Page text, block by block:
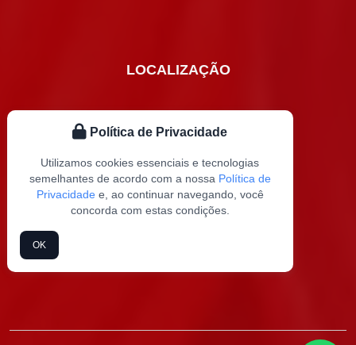
LOCALIZAÇÃO
Política de Privacidade
Utilizamos cookies essenciais e tecnologias
semelhantes de acordo com a nossa Política de
Privacidadee, ao continuar navegando, você
concorda com estas condições.
OK